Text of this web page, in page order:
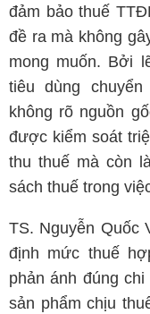
đảm bảo thuế
đề ra mà không
mong muốn. Bởi
tiêu dùng
không rõ nguồn
được kiểm soát
thu thuế mà còn
sách thuế trong
TS. Nguyễn Quốc
định mức thuế
phản ánh đúng
sản phẩm chịu